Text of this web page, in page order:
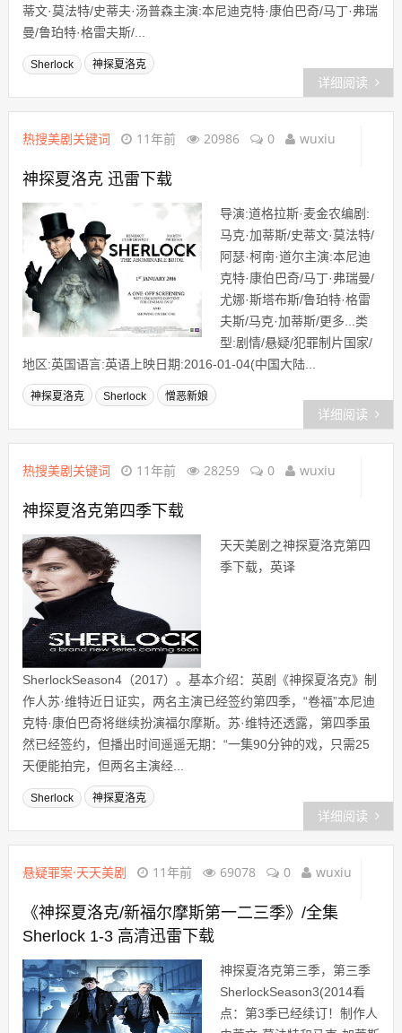
蒂文·莫法特/史蒂夫·汤普森主演:本尼迪克特·康伯巴奇/马丁·弗瑞
曼/鲁珀特·格雷夫斯/...
Sherlock 神探夏洛克
详细阅读
热搜美剧关键词 11年前 20986 0 wuxiu
神探夏洛克 迅雷下载
导演:道格拉斯·麦金农编剧:
马克·加蒂斯/史蒂文·莫法特/
阿瑟·柯南·道尔主演:本尼迪
克特·康伯巴奇/马丁·弗瑞曼/
尤娜·斯塔布斯/鲁珀特·格雷
夫斯/马克·加蒂斯/更多...类
型:剧情/悬疑/犯罪制片国家/
地区:英国语言:英语上映日期:2016-01-04(中国大陆...
神探夏洛克 Sherlock 憎恶新娘
详细阅读
热搜美剧关键词 11年前 28259 0 wuxiu
神探夏洛克第四季下载
天天美剧之神探夏洛克第四
季下载，英译
SherlockSeason4（2017）。基本介绍：英剧《神探夏洛克》制
作人苏·维特近日证实，两名主演已经签约第四季，“卷福”本尼迪
克特·康伯巴奇将继续扮演福尔摩斯。苏·维特还透露，第四季虽
然已经签约，但播出时间遥遥无期：“一集90分钟的戏，只需25
天便能拍完，但两名主演经...
Sherlock 神探夏洛克
详细阅读
悬疑罪案·天天美剧 11年前 69078 0 wuxiu
《神探夏洛克/新福尔摩斯第一二三季》/全集
Sherlock 1-3 高清迅雷下载
神探夏洛克第三季，第三季
SherlockSeason3(2014看
点：第3季已经续订！制作人